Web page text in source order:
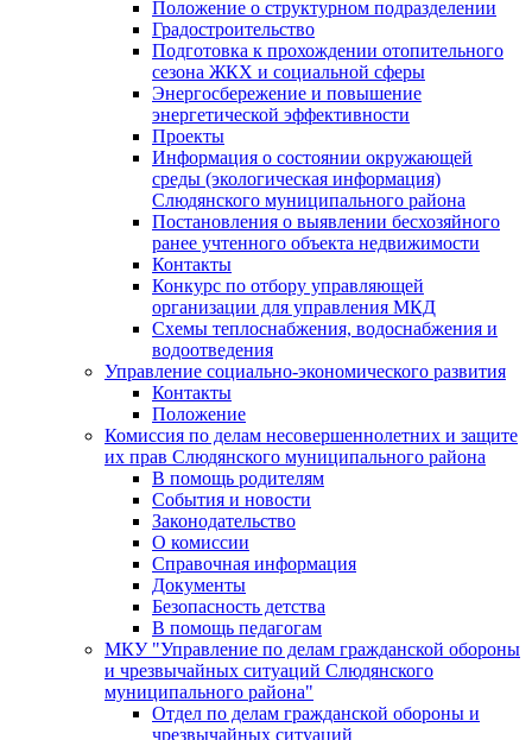
Положение о структурном подразделении
Градостроительство
Подготовка к прохождении отопительного
сезона ЖКХ и социальной сферы
Энергосбережение и повышение
энергетической эффективности
Проекты
Информация о состоянии окружающей
среды (экологическая информация)
Слюдянского муниципального района
Постановления о выявлении бесхозяйного
ранее учтенного объекта недвижимости
Контакты
Конкурс по отбору управляющей
организации для управления МКД
Схемы теплоснабжения, водоснабжения и
водоотведения
Управление социально-экономического развития
Контакты
Положение
Комиссия по делам несовершеннолетних и защите
их прав Слюдянского муниципального района
В помощь родителям
События и новости
Законодательство
О комиссии
Справочная информация
Документы
Безопасность детства
В помощь педагогам
МКУ "Управление по делам гражданской обороны
и чрезвычайных ситуаций Слюдянского
муниципального района"
Отдел по делам гражданской обороны и
чрезвычайных ситуаций